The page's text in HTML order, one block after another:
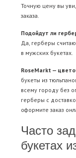
Точную цену вы
заказа.
Подойдут ли
Да, герберы
в мужских букетах.
RoseMarkt —
букеты из
всему городу без
герберы с
оформите заказ
Часто
букетах